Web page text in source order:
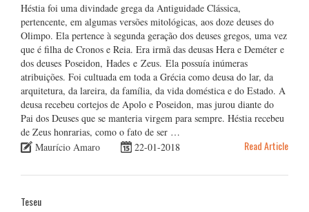
Héstia foi uma divindade grega da Antiguidade Clássica,
pertencente, em algumas versões mitológicas, aos doze deuses do
Olimpo. Ela pertence à segunda geração dos deuses gregos, uma vez
que é filha de Cronos e Reia. Era irmã das deusas Hera e Deméter e
dos deuses Poseidon, Hades e Zeus. Ela possuía inúmeras
atribuições. Foi cultuada em toda a Grécia como deusa do lar, da
arquitetura, da lareira, da família, da vida doméstica e do Estado. A
deusa recebeu cortejos de Apolo e Poseidon, mas jurou diante do
Pai dos Deuses que se manteria virgem para sempre. Héstia recebeu
de Zeus honrarias, como o fato de ser …
Maurício Amaro
22-01-2018 Read Article
Teseu